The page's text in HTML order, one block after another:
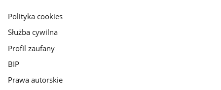
gov.pl
Polityka cookies
Służba cywilna
Profil zaufany
BIP
Prawa autorskie